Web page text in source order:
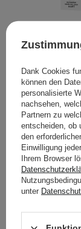
Care –
V-LIFT
IN DEN
Dank Cookies
können den
personalisierte
nachsehen,
Partnern zu
entscheiden, ob
den
Einwilligung
Ihrem Browser
unter